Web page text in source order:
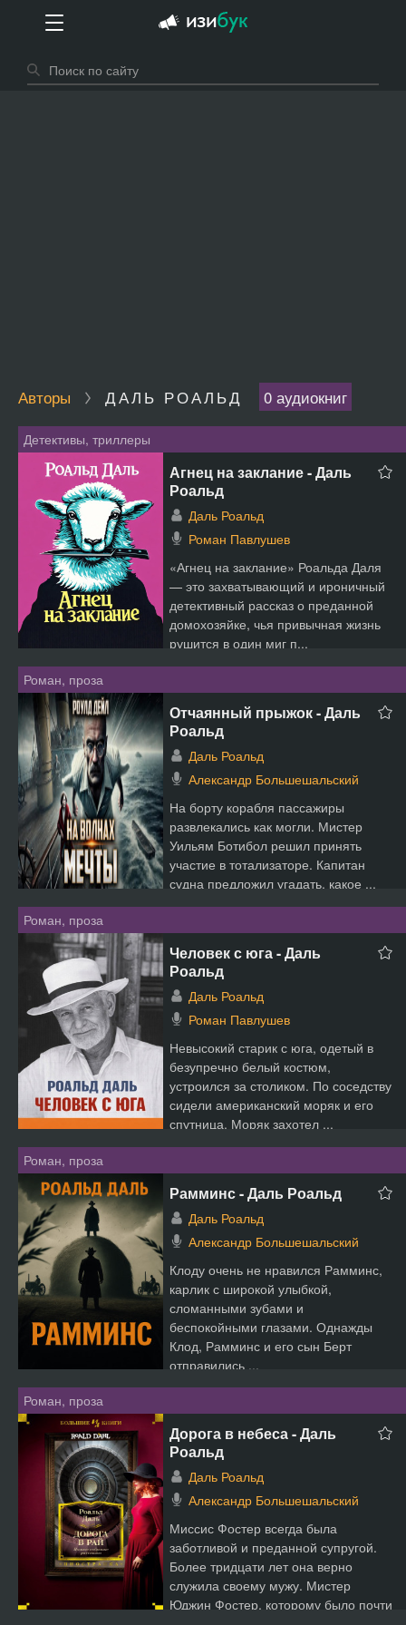
Авторы ДАЛЬ РОАЛЬД 0 аудиокниг
Детективы, триллеры
Агнец на заклание - Даль
Роальд
Даль Роальд
Роман Павлушев
«Агнец на заклание» Роальда Даля
— это захватывающий и ироничный
детективный рассказ о преданной
домохозяйке, чья привычная жизнь
рушится в один миг п...
Роман, проза
Отчаянный прыжок - Даль
Роальд
Даль Роальд
Александр Большешальский
На борту корабля пассажиры
развлекались как могли. Мистер
Уильям Ботибол решил принять
участие в тотализаторе. Капитан
судна предложил угадать, какое ...
Роман, проза
Человек с юга - Даль
Роальд
Даль Роальд
Роман Павлушев
Невысокий старик с юга, одетый в
безупречно белый костюм,
устроился за столиком. По соседству
сидели американский моряк и его
спутница. Моряк захотел ...
Роман, проза
Рамминс - Даль Роальд
Даль Роальд
Александр Большешальский
Клоду очень не нравился Рамминс,
карлик с широкой улыбкой,
сломанными зубами и
беспокойными глазами. Однажды
Клод, Рамминс и его сын Берт
отправились ...
Роман, проза
Дорога в небеса - Даль
Роальд
Даль Роальд
Александр Большешальский
Миссис Фостер всегда была
заботливой и преданной супругой.
Более тридцати лет она верно
служила своему мужу. Мистер
Юджин Фостер, которому было почти